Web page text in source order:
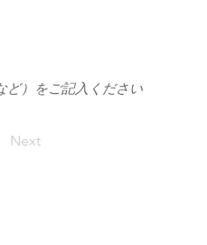
ど）をご記入ください
Next